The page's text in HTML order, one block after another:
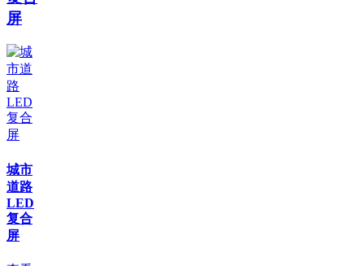
屏
城市
道路
LED
复合
屏